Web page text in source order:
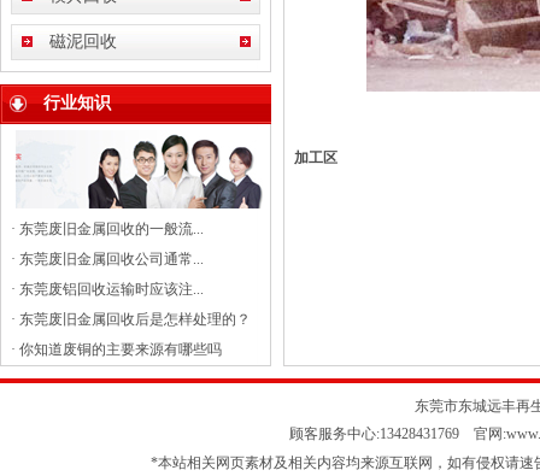
磁泥回收
行业知识
· 东莞废旧金属回收的一般流...
· 东莞废旧金属回收公司通常...
· 东莞废铝回收运输时应该注...
· 东莞废旧金属回收后是怎样处理的？
· 你知道废铜的主要来源有哪些吗
加工区
东莞市东城远丰再
顾客服务中心:13428431769 官网
*本站相关网页素材及相关内容均来源互联网，如有侵权请